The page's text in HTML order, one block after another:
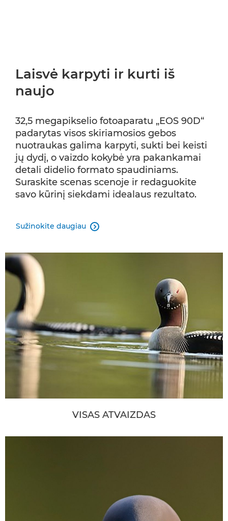
Laisvė karpyti ir kurti iš
naujo
32,5 megapikselio fotoaparatu „EOS 90D“
padarytas visos skiriamosios gebos
nuotraukas galima karpyti, sukti bei keisti
jų dydį, o vaizdo kokybė yra pakankamai
detali didelio formato spaudiniams.
Suraskite scenas scenoje ir redaguokite
savo kūrinį siekdami idealaus rezultato.
Sužinokite daugiau 
VISAS ATVAIZDAS